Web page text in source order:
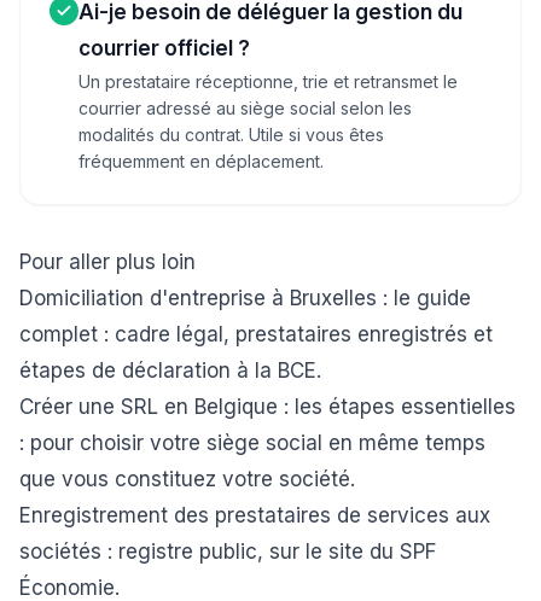
Ai-je besoin de déléguer la gestion du
courrier officiel ?
Un prestataire réceptionne, trie et retransmet le
courrier adressé au siège social selon les
modalités du contrat. Utile si vous êtes
fréquemment en déplacement.
Pour aller plus loin
Domiciliation d'entreprise à Bruxelles : le guide
complet : cadre légal, prestataires enregistrés et
étapes de déclaration à la BCE.
Créer une SRL en Belgique : les étapes essentielles
: pour choisir votre siège social en même temps
que vous constituez votre société.
Enregistrement des prestataires de services aux
sociétés : registre public, sur le site du SPF
Économie.